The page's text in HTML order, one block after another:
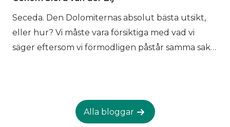
Reality-inläggen? En vacker plats, något
översvämmad av folkmassor. Men ditt besök
behöver inte vara så. Följ med oss på en vandring,
Seceda. Den Dolomiternas absolut bästa utsikt,
eller hur? Vi måste vara försiktiga med vad vi
säger eftersom vi förmodligen påstår samma sak i
Dolomiterna-känslan. Du kan tillbringa en hel
sommar med att utforska allt det här UNESCO-
Alla bloggar